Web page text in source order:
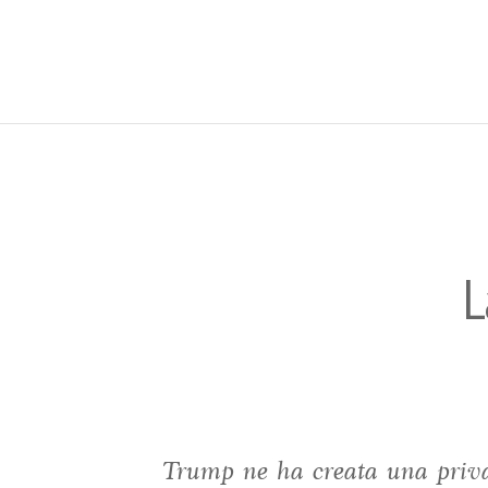
Trump ne ha creata una